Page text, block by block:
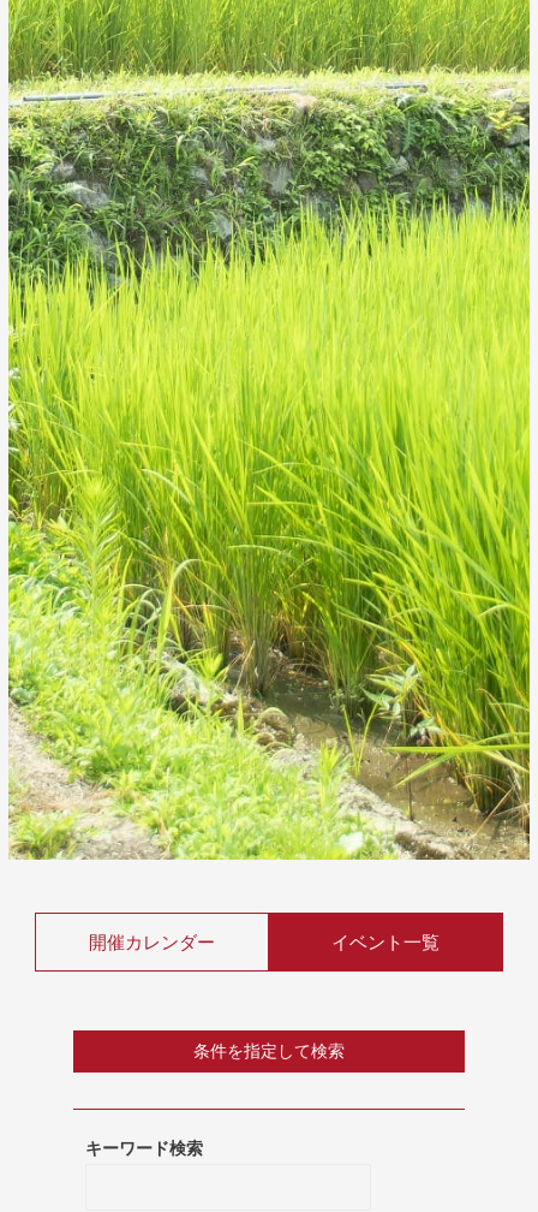
開催カレンダー イベント一覧
条件を指定して検索
キーワード検索